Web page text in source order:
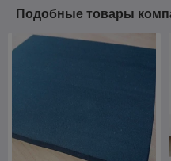
Подобные товары